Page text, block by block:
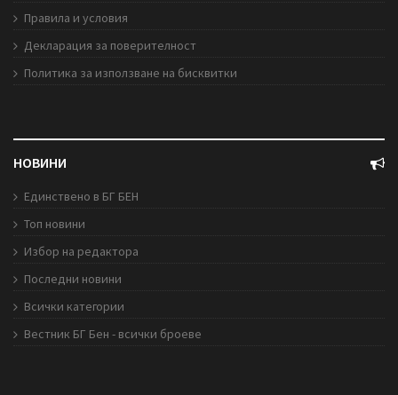
Правила и условия
Декларация за поверителност
Политика за използване на бисквитки
НОВИНИ
Единствено в БГ БЕН
Топ новини
Избор на редактора
Последни новини
Всички категории
Вестник БГ Бен - всички броеве